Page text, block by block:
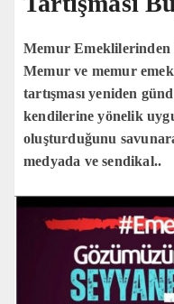
Memur
Memur ve memur
tartışması yeniden
kendilerine yönelik
oluşturduğunu
medyada ve sendikal..